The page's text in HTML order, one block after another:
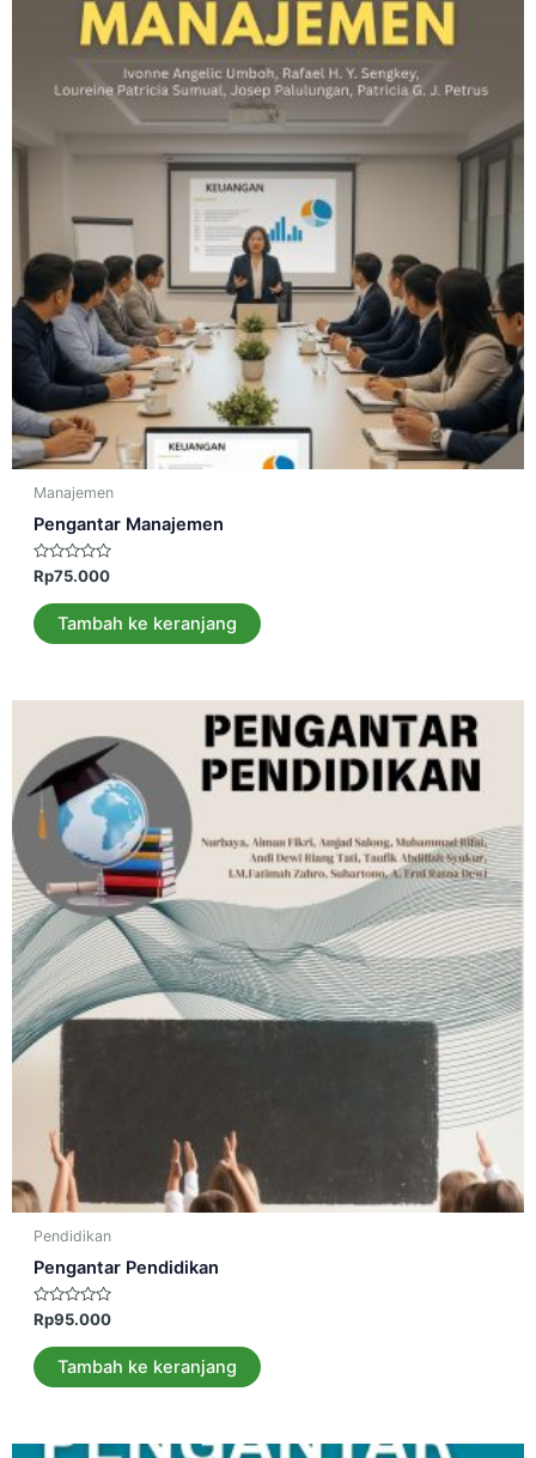
Manajemen
Pengantar Manajemen
Dinilai
dari
5
Rp75.000
Tambah ke keranjang
Pendidikan
Pengantar Pendidikan
Dinilai
dari
5
Rp95.000
Tambah ke keranjang